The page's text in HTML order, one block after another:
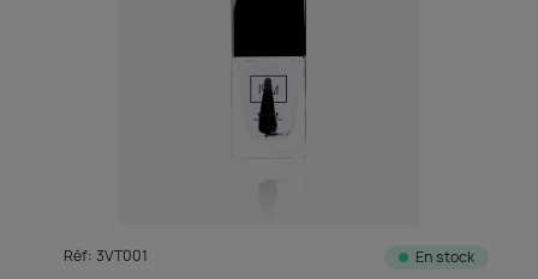
Réf: 3VT001 En stock